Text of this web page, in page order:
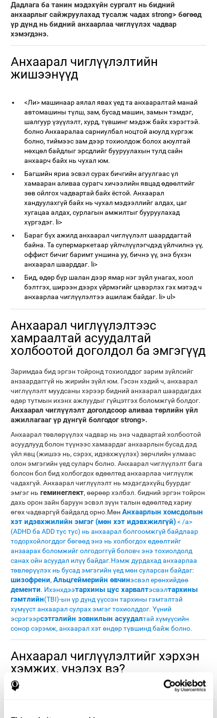
Дадлага ба танин мэдэхүйн сургалт нь бидний
анхаарлыг сайжруулахад тусалж чадах strong> бөгөөд
үр дүнд нь бидний анхаарлаа чиглүүлэх чадвар
хэмэгдэнэ.
Анхаарал чиглүүлэлтийн
жишээнүүд
<Ли> машинаар аялал явах үед та анхааралтай манай
автомашины түлш, зам, бусад машин, замын тэмдэг,
шалгуур үзүүлэлт, хурд, түвшинг мэдэж байх хэрэгтэй.
болно Анхааралаа сарниулбал ноцтой аюулд хүргэж
болно, тиймээс зам дээр тохиолдож болох аюултай
нөхцөл байдлыг эрсдлийг бууруулахын тулд сайн
анхаарч байх нь чухал юм.
Багшийн яриа эсвэл сурах бичгийн агуулгаас үл
хамааран аливаа сурагч хичээлийн явцад өдөөлтийг
зөв ойлгох чадвартай байх ёстой. Анхаарал
хандуулахгүй байх нь чухал мэдээллийг алдах, цаг
хугацаа алдах, сурлагын амжилтыг бууруулахад
хүргэдэг. li>
Бараг бүх ажилд анхаарал чиглүүлэлт шаарддагтай
байна. Та супермаркетаар үйлчлүүлэгчдэд үйлчилнэ үү,
оффист бичиг баримт уншина уу, бичнэ үү, энэ бүхэн
анхаарал шаарддаг. li>
Бид, өдөр бүр шалан дээр ямар нэг зүйл унагах, хоол
бэлтгэх, ширээн дээрх үйрмэгийг цэвэрлэх гэх мэтэд ч
анхаарлаа чиглүүлэлтээ ашилаж байдаг. li> ul>
Анхаарал чиглүүлэлтээс
хамраалтай асуудалтай
холбоотой доголдол ба эмгэгүүд
Заримдаа бид эргэн тойронд тохиолддог зарим зүйлсийг
анзаардаггүй нь жирийн зүйл юм. Гэсэн хэдий ч, анхаарал
чиглүүлэлт муудсаны хэрээр бидний анхаарал шаардагдах
өдөр тутмын ихэнх ажлуудыг гүйцэтгэх боломжгүй болдог.
Анхаарал чиглүүлэлт доголдсоор аливаа төрлийн үйл
ажиллагааг үр дүнгүй болгодог strong>.
Анхаарал төвлөрүүлэх чадвар нь энэ чадвартай холбоотой
асуудлууд болон түүнээс хамаардаг анхаарлын бусад дэд
үйл явц (жишээ нь, сэрэх, идэвхжүүлэх) зөрчлийн улмаас
олон эмгэгийн үед суларч болно. Анхаарал чиглүүлэлт бага
болсон бол бид холбогдох өдөөлтөд анхаарлаа чиглүүлж
чадахгүй. Анхаарал чиглүүлэлт нь мэдэгдэхүйц буурдаг
эмгэг нь геминеглект, өөрөөр хэлбэл. бидний эргэн тойрон
дахь орон зайн баруун эсвэл зүүн талын өдөөлтөд хариу
өгөх чадваргүй байдалд орно.МөнАнхаарлын хомсдолын
хэт идэвхжилийн эмгэг (мөн хэт идэвхжилгүй)< /a>
(ADHD ба ADD тус тус) нь анхаарал болгоомжгүй байдлаар
тодорхойлогддог бөгөөд энэ нь холбогдох өдөөлтийг
анзаарах боломжийг олгодоггүй боловч энэ тохиолдолд
санах ойн асуудал илүү байдаг.Нэмж дурдахад анхаарлаа
төвлөрүүлэх нь бусад эмгэгийн үед мөн суларсан байдаг:
шизофрени,Альцгеймерийн өвчинэсвэл ерөнхийдөө
дементи. Ихэнхдээтархины цус харвалтэсвэлтархины
гэмтлийн(TBI)-ын үр дүнд үүссэн тархины гэмтэлтэй
хүмүүст анхаарал сулрах эмгэг тохиолддог. Үүний
эсрэгээрсэтгэлийн зовнилын асуудалтай хүмүүсийн
сонор сэрэмж, анхаарал хэт өндөр түвшинд байж болно.
Анхаарал чиглүүлэлтийг хэрхэн
хэмжих, үнэлэх вэ?
Өдөр тутмын олон үйл ажиллагаануудад анхаарал